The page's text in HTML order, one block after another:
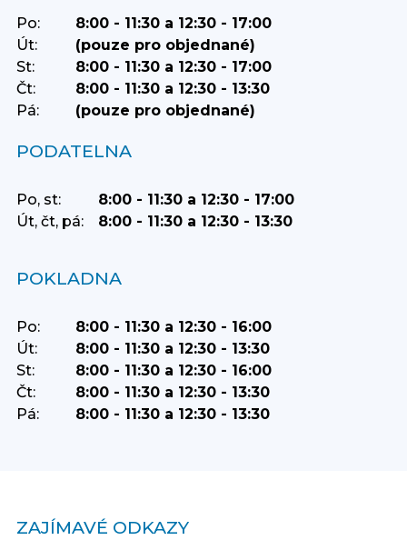
Po:
8:00 - 11:30 a 12:30 - 17:00
Út:
(pouze pro objednané)
St:
8:00 - 11:30 a 12:30 - 17:00
Čt:
8:00 - 11:30 a 12:30 - 13:30
Pá:
(pouze pro objednané)
PODATELNA
Po, st:
8:00 - 11:30 a 12:30 - 17:00
Út, čt, pá:
8:00 - 11:30 a 12:30 - 13:30
POKLADNA
Po:
8:00 - 11:30 a 12:30 - 16:00
Út:
8:00 - 11:30 a 12:30 - 13:30
St:
8:00 - 11:30 a 12:30 - 16:00
Čt:
8:00 - 11:30 a 12:30 - 13:30
Pá:
8:00 - 11:30 a 12:30 - 13:30
ZAJÍMAVÉ ODKAZY